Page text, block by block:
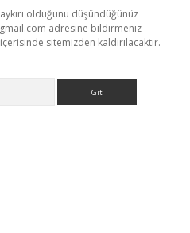
olduğunu düşündüğünüz
adresine bildirmeniz
sitemizden kaldırılacaktır.